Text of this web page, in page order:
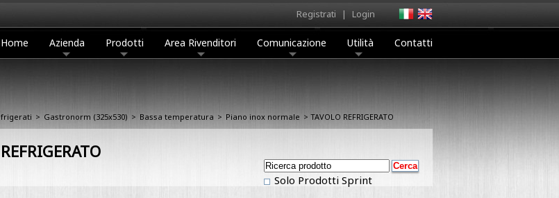
Registrati | Login
Home Azienda Prodotti Area Rivenditori Comunicazione Utilità Contatti
> Gastronorm (325x530) > Bassa temperatura > Piano inox normale > TAVOLO REFRIGERATO
Solo Prodotti Sprint